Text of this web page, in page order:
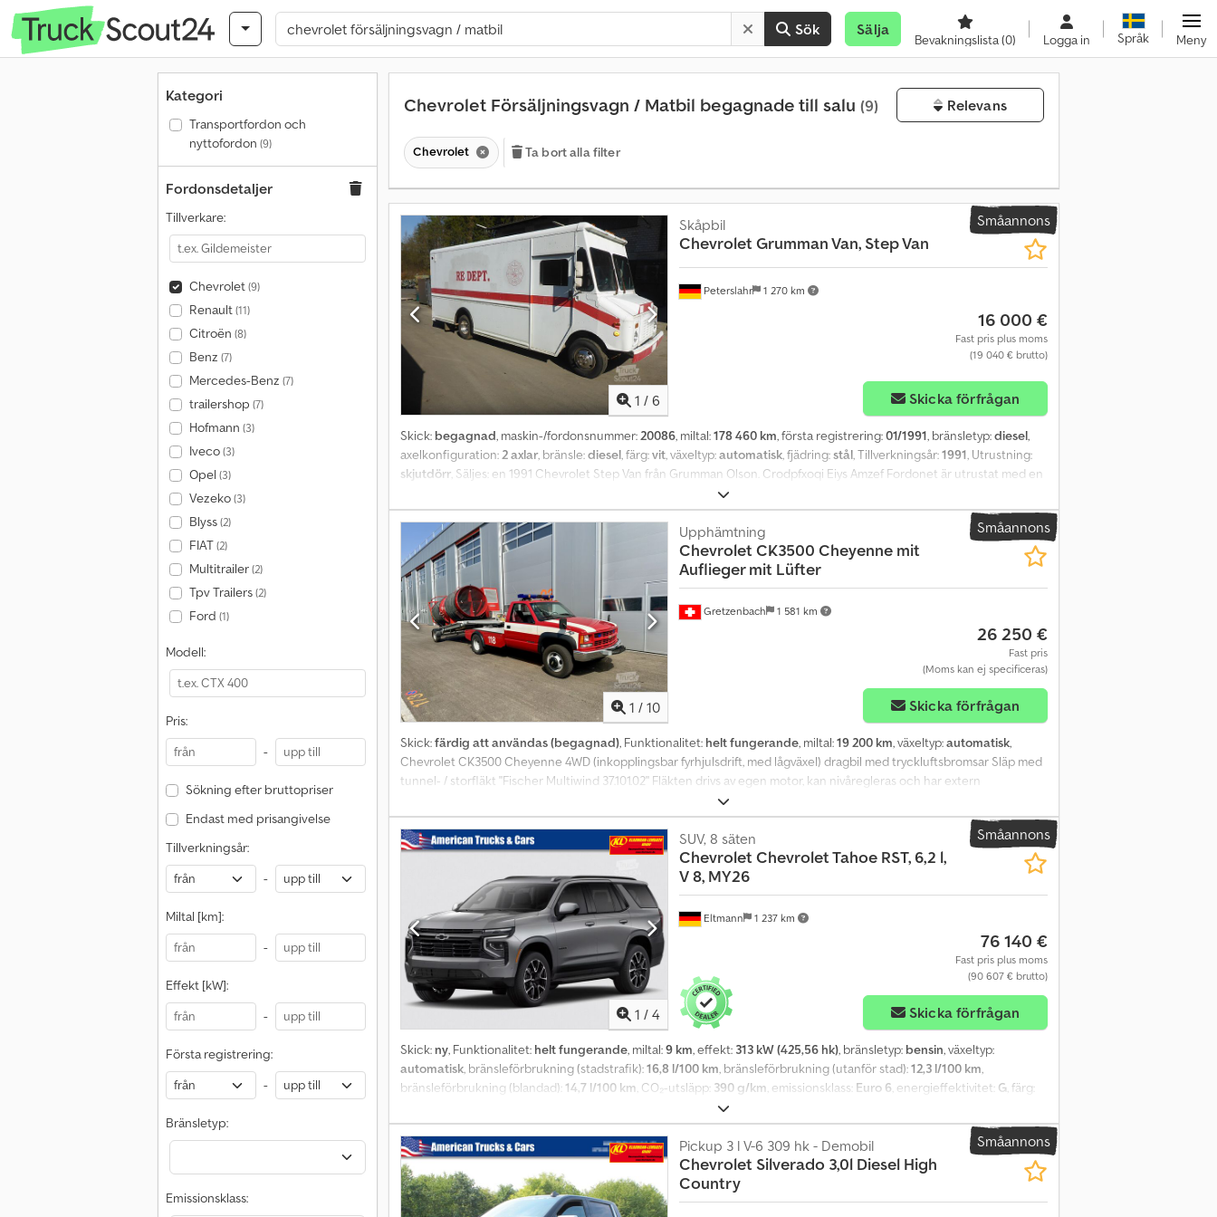
Sök Sälja
Bevakningslista(0) Logga in Språk Meny
Kategori
Transportfordon och
nyttofordon (9)
Fordonsdetaljer
Tillverkare:
Chevrolet(9)
Renault(11)
Citroën (8)
Benz (7)
Mercedes-Benz (7)
trailershop (7)
Hofmann (3)
Iveco(3)
Opel (3)
Vezeko(3)
Blyss(2)
FIAT(2)
Multitrailer(2)
Tpv Trailers(2)
Ford (1)
Modell:
Pris:
-
Sökning efter bruttopriser
Endast med prisangivelse
Tillverkningsår:
-
Miltal [km]:
-
Effekt [kW]:
-
Första registrering:
-
Bränsletyp:
Emissionsklass:
Chevrolet Försäljningsvagn / Matbil begagnade till salu (9) Relevans
Chevrolet Ta bort alla filter
Småannons
1 / 6
Peterslahr 1 270 km
Skåpbil
Chevrolet Grumman Van, Step Van
16 000 €
Fast pris plus moms
(19 040 € brutto)
Skicka förfrågan
Skick: begagnad, maskin-/fordonsnummer:20086, miltal:178 460 km, första registrering:01/1991, bränsletyp:diesel,
axelkonfiguration:2 axlar, bränsle:diesel, färg:vit, växeltyp:automatisk, fjädring:stål, Tillverkningsår:1991, Utrustning:
skjutdörr, Säljes: en 1991 Chevrolet Step Van från Grumman Olson. Crodpfxoqi Eiys Amzef Fordonet är utrustat med en
6.2L V8 OHV 16V DIESELMOTOR. Mätarställning: 178 460 miles. Bakluckan kan öppnas utan problem. Fordonet är i gott
allmänt skick. Säljs i befintligt skick med amerikanskt registreringsbevis (US Title). Datablad som krävs för registrering i
Tyskland måste anskaffas själv. Vid frågor, vänligen kontakta oss via e-post eller telefon och ange internt nummer
20086.
Småannons
1 / 10
Gretzenbach 1 581 km
Upphämtning
Chevrolet CK3500 Cheyenne mit
Auflieger mit Lüfter
26 250 €
Fast pris
(Moms kan ej specificeras)
Skicka förfrågan
Skick:färdig att användas (begagnad), Funktionalitet: helt fungerande, miltal:19 200 km, växeltyp:automatisk,
Chevrolet CK3500 Cheyenne 4WD (inkopplingsbar fyrhjulsdrift, med lågväxel) dragbil med tryckluftsbromsar Släp med
tunnel- / storfläkt "Fischer Multiwind 37.101.02" Fläkten drivs av egen motor, kan nivåregleras och har extern
vattenanslutning (Storx). Släpet kan även dras med Rockinger dragkrok eller skjutas med dragstång. Drifttimmar
fläktmotor: 507 timmar Total fordonslängd: 9.450 mm Släpets längd: 5.300 mm Credpfxow Nraae Amzsf Totalvikt (fordon
inkl. släp): 6.900 kg Släpet är registrerat i dragbilens huvudregistreringsbevis, men har även eget registreringsbevis.
Småannons
1 / 4
Eltmann 1 237 km
SUV, 8 säten
Chevrolet Chevrolet Tahoe RST, 6,2 l,
V 8, MY26
76 140 €
Fast pris plus moms
(90 607 € brutto)
Skicka förfrågan
Skick: ny, Funktionalitet: helt fungerande, miltal:9 km, effekt: 313 kW (425,56 hk), bränsletyp: bensin, växeltyp:
automatisk, bränsleförbrukning (stadstrafik):16,8 l/100 km, bränsleförbrukning (utanför stad):12,3 l/100 km,
bränsleförbrukning (blandad):14,7 l/100 km, CO₂-utsläpp: 390 g/km, emissionsklass: Euro 6, energieffektivitet: G, färg:
ABS, antisladdsystem, centrallås, dimljus, elektroniskt stabilitetsprogram (ESP),
farthållare, fyrhjulsdrift, färddator, immobilisersystem, krockkudde, luftkonditionering, navigationssystem,
parkeringssensorer, servostyrning, sätvärmare, året runt-däck, Chevrolet Tahoe RST, 6,2 l, V8, MY26 Komfort: - 3-zons
klimatautomatik - 360° kamera - Armstöd - Uppvärmd ratt - Backstartshjälp - Parkeringssensorer bak -
Parkeringssensorer fram - Elektriska fönsterhissar - Elbaklucka - Elektriska sidospeglar - Elektriskt justerbara säten -
Tonade rutor - Head-up display - Läderklädsel - Låderklädd ratt - Ljussensor - Ländryggsstöd - Luftfjädring -
Småannons
Pickup 3 l V-6 309 hk - Demobil
Chevrolet Silverado 3,0l Diesel High
Country